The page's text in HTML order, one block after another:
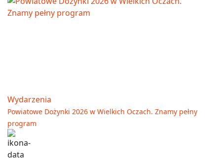
Wydarzenia
Powiatowe Dożynki 2026 w Wielkich Oczach. Znamy pełny
program